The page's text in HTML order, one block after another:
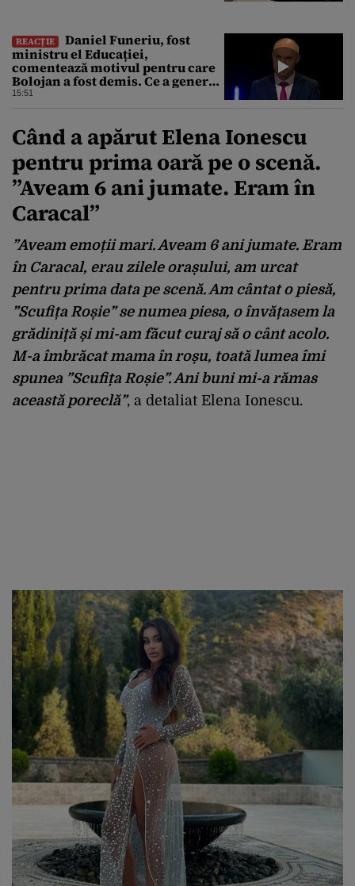
REACȚIE
Daniel Funeriu, fost
ministru el Educației,
comentează motivul pentru care
Bolojan a fost demis. Ce a generat
eșecul guvernării
15:51
Când a apărut Elena Ionescu
pentru prima oară pe o scenă.
”Aveam 6 ani jumate. Eram în
Caracal”
”Aveam emoții mari. Aveam 6 ani jumate. Eram
în Caracal, erau zilele orașului, am urcat
pentru prima data pe scenă. Am cântat o piesă,
”Scufița Roșie” se numea piesa, o învățasem la
grădiniță și mi-am făcut curaj să o cânt acolo.
M-a îmbrăcat mama în roșu, toată lumea îmi
spunea ”Scufița Roșie”. Ani buni mi-a rămas
această poreclă”, a detaliat Elena Ionescu.